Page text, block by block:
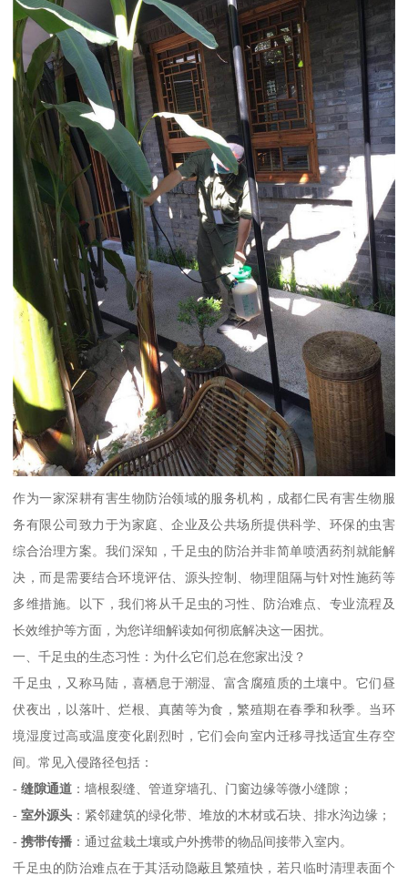
作为一家深耕有害生物防治领域的服务机构，成都仁民有害生物服
务有限公司致力于为家庭、企业及公共场所提供科学、环保的虫害
综合治理方案。我们深知，千足虫的防治并非简单喷洒药剂就能解
决，而是需要结合环境评估、源头控制、物理阻隔与针对性施药等
多维措施。以下，我们将从千足虫的习性、防治难点、专业流程及
长效维护等方面，为您详细解读如何彻底解决这一困扰。
一、千足虫的生态习性：为什么它们总在您家出没？
千足虫，又称马陆，喜栖息于潮湿、富含腐殖质的土壤中。它们昼
伏夜出，以落叶、烂根、真菌等为食，繁殖期在春季和秋季。当环
境湿度过高或温度变化剧烈时，它们会向室内迁移寻找适宜生存空
间。常见入侵路径包括：
-缝隙通道 ：墙根裂缝、管道穿墙孔、门窗边缘等微小缝隙；
-室外源头 ：紧邻建筑的绿化带、堆放的木材或石块、排水沟边缘；
-携带传播 ：通过盆栽土壤或户外携带的物品间接带入室内。
千足虫的防治难点在于其活动隐蔽且繁殖快，若只临时清理表面个